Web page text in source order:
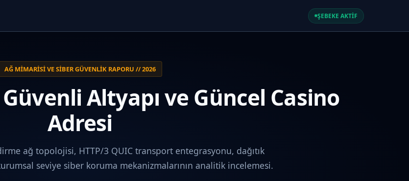
ŞEBEKE AKTİF
AĞ MIMARISI VE SIBER GÜVENLIK RAPORU // 2026
Altyapı ve Güncel Casino
Adresi
ağ topolojisi, HTTP/3 QUIC transport entegrasyonu, dağıtık
seviye siber koruma mekanizmalarının analitik incelemesi.